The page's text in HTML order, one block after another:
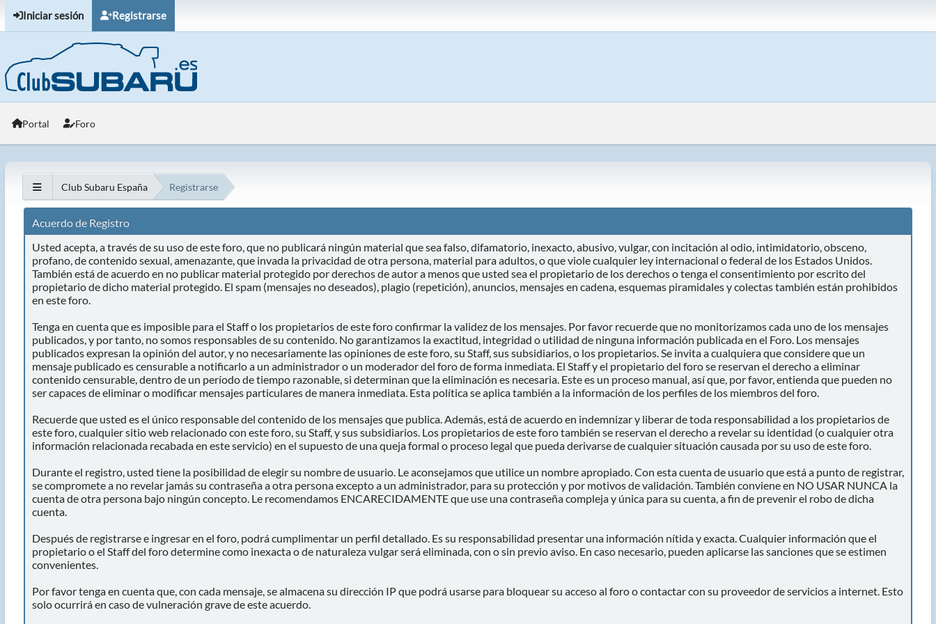
Iniciar sesión Registrarse
Portal Foro
Club Subaru España Registrarse
Acuerdo de Registro
Usted acepta, a través de su uso de este foro, que no publicará ningún material que sea falso, difamatorio, inexacto, abusivo, vulgar, con incitación al odio, intimidatorio, obsceno,
profano, de contenido sexual, amenazante, que invada la privacidad de otra persona, material para adultos, o que viole cualquier ley internacional o federal de los Estados Unidos.
También está de acuerdo en no publicar material protegido por derechos de autor a menos que usted sea el propietario de los derechos o tenga el consentimiento por escrito del
propietario de dicho material protegido. El spam (mensajes no deseados), plagio (repetición), anuncios, mensajes en cadena, esquemas piramidales y colectas también están prohibidos
en este foro.
Tenga en cuenta que es imposible para el Staff o los propietarios de este foro confirmar la validez de los mensajes. Por favor recuerde que no monitorizamos cada uno de los mensajes
publicados, y por tanto, no somos responsables de su contenido. No garantizamos la exactitud, integridad o utilidad de ninguna información publicada en el Foro. Los mensajes
publicados expresan la opinión del autor, y no necesariamente las opiniones de este foro, su Staff, sus subsidiarios, o los propietarios. Se invita a cualquiera que considere que un
mensaje publicado es censurable a notificarlo a un administrador o un moderador del foro de forma inmediata. El Staff y el propietario del foro se reservan el derecho a eliminar
contenido censurable, dentro de un período de tiempo razonable, si determinan que la eliminación es necesaria. Este es un proceso manual, así que, por favor, entienda que pueden no
ser capaces de eliminar o modificar mensajes particulares de manera inmediata. Esta política se aplica también a la información de los perfiles de los miembros del foro.
Recuerde que usted es el único responsable del contenido de los mensajes que publica. Además, está de acuerdo en indemnizar y liberar de toda responsabilidad a los propietarios de
este foro, cualquier sitio web relacionado con este foro, su Staff, y sus subsidiarios. Los propietarios de este foro también se reservan el derecho a revelar su identidad (o cualquier otra
información relacionada recabada en este servicio) en el supuesto de una queja formal o proceso legal que pueda derivarse de cualquier situación causada por su uso de este foro.
Durante el registro, usted tiene la posibilidad de elegir su nombre de usuario. Le aconsejamos que utilice un nombre apropiado. Con esta cuenta de usuario que está a punto de registrar,
se compromete a no revelar jamás su contraseña a otra persona excepto a un administrador, para su protección y por motivos de validación. También conviene en NO USAR NUNCA la
cuenta de otra persona bajo ningún concepto. Le recomendamos ENCARECIDAMENTE que use una contraseña compleja y única para su cuenta, a fin de prevenir el robo de dicha
cuenta.
Después de registrarse e ingresar en el foro, podrá cumplimentar un perfil detallado. Es su responsabilidad presentar una información nítida y exacta. Cualquier información que el
propietario o el Staff del foro determine como inexacta o de naturaleza vulgar será eliminada, con o sin previo aviso. En caso necesario, pueden aplicarse las sanciones que se estimen
convenientes.
Por favor tenga en cuenta que, con cada mensaje, se almacena su dirección IP que podrá usarse para bloquear su acceso al foro o contactar con su proveedor de servicios a internet. Esto
solo ocurrirá en caso de vulneración grave de este acuerdo.